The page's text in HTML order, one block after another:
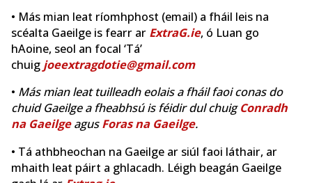
• Más mian leat ríomhphost (email) a fháil leis na
scéalta Gaeilge is fearr ar ExtraG.ie, ó Luan go
hAoine, seol an focal ‘Tá’
chuig joeextragdotie@gmail.com
• Más mian leat tuilleadh eolais a fháil faoi conas do
chuid Gaeilge a fheabhsú is féidir dul chuigConradh
na GaeilgeagusForas na Gaeilge.
• Tá athbheochan na Gaeilge ar siúl faoi láthair, ar
mhaith leat páirt a ghlacadh. Léigh beagán Gaeilge